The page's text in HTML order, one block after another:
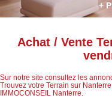
+
Achat / Vente
Sur notre site consultez les
Trouvez votre Terrain sur
IMMOCONSEIL Nanterre.